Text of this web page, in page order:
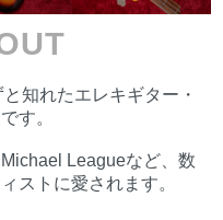
知れたエレキギター・
す。
Leagueなど、数
ストに愛されます。